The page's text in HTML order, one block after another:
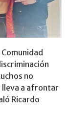
no
lleva a afrontar
Ricardo